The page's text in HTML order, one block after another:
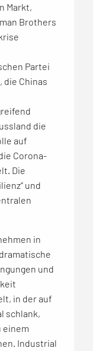
Markt,
Brothers
Partei
die Chinas
die
auf
Corona-
Die
und
in
und
in der auf
schlank,
einem
Industrial